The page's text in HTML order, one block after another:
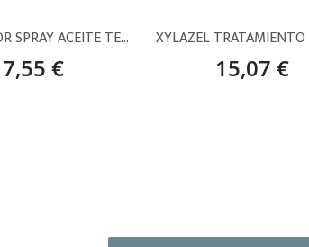
XYLADECOR SPRAY ACEITE TECA INCOLORO – 500 ML
7,55 € 15,07 €